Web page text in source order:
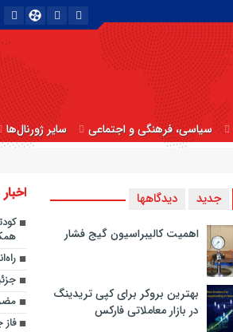
سیاسی، فرهنگی و اجتماعی سایر ژورنال‌ها
جدید دیدگاهها
اهمیت کالیبراسیون گیج فشار
بهترین بروکر برای کپی‌ تریدینگ
در بازار معاملاتی فارکس